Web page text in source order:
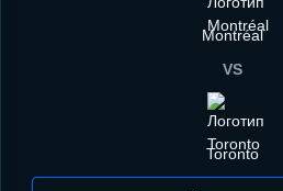
Montréal
VS
Toronto